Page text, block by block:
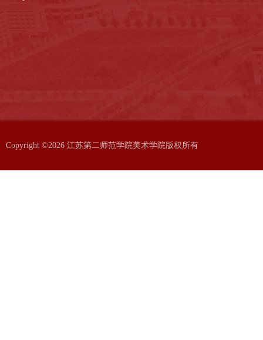
Copyright ©2026 江苏第二师范学院美术学院版权所有